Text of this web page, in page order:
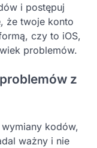
i postępuj
że twoje konto
czy to iOS,
problemów.
z
kodów,
ważny i nie